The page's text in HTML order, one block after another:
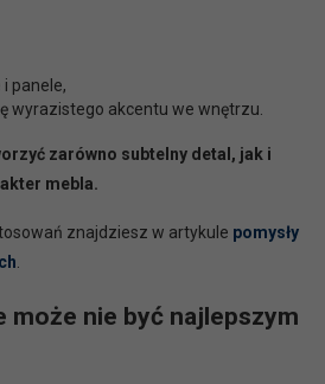
panele,
wyrazistego akcentu we wnętrzu.
zarówno subtelny detal, jak i
mebla.
znajdziesz w artykule pomysły
.
może nie być najlepszym